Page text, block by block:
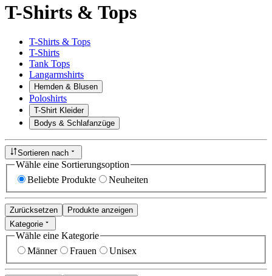
T-Shirts & Tops
T-Shirts & Tops
T-Shirts
Tank Tops
Langarmshirts
Hemden & Blusen
Poloshirts
T-Shirt Kleider
Bodys & Schlafanzüge
Sortieren nach
Wähle eine Sortierungsoption
Beliebte Produkte
Neuheiten
Zurücksetzen
Produkte anzeigen
Kategorie
Wähle eine Kategorie
Männer
Frauen Unisex